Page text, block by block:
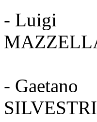
-
-